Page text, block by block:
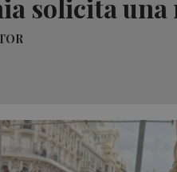
solicita una